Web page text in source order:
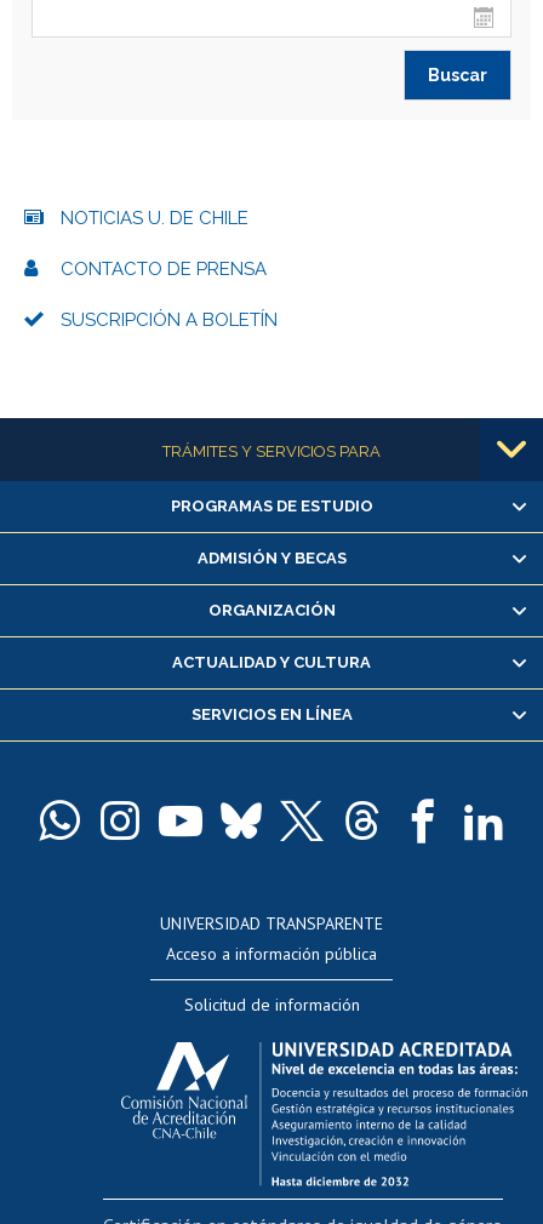
NOTICIAS U. DE CHILE
CONTACTO DE PRENSA
SUSCRIPCIÓN A BOLETÍN
Más informaciónTRÁMITES Y SERVICIOS PARA
Alumnas/os y exalumnas/os
Matrícula en línea
Inscripción y cambio de asignaturas
Consulta y certificado de notas
Servicio médico y dental
Pago de arancel y crédito alumnos
Docentes
Evaluación docente
Calificación académica
Postulación al AUCAI
Funcionarias/os
Cursos internos de capacitación
Bienestar del personal
PROGRAMAS DE ESTUDIO
ADMISIÓN Y BECAS
ORGANIZACIÓN
ACTUALIDAD Y CULTURA
SERVICIOS EN LÍNEA
UNIVERSIDAD TRANSPARENTE
Acceso a información pública
Solicitud de información